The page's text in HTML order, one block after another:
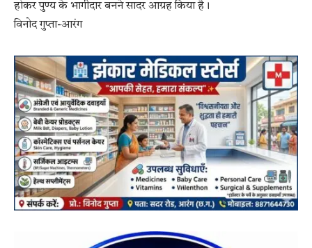
होकर पुण्य के भागीदार बनने सादर आग्रह किया है।
विनोद गुप्ता-आरंग